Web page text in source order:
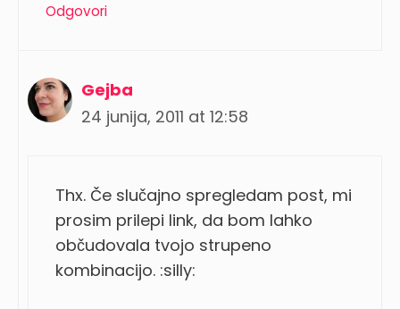
Odgovori
Gejba
24 junija, 2011 at 12:58
Thx. Če slučajno spregledam post, mi
prosim prilepi link, da bom lahko
občudovala tvojo strupeno
kombinacijo. :silly: